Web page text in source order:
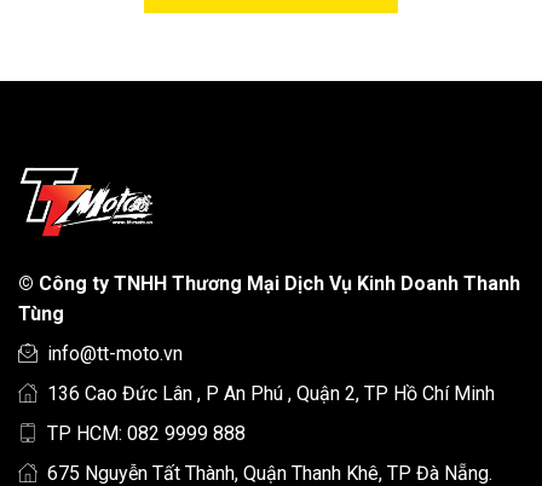
© Công ty TNHH Thương Mại Dịch Vụ Kinh Doanh Thanh
Tùng
info@tt-moto.vn
136 Cao Đức Lân , P An Phú , Quận 2, TP Hồ Chí Minh
TP HCM: 082 9999 888
675 Nguyễn Tất Thành, Quận Thanh Khê, TP Đà Nẵng.